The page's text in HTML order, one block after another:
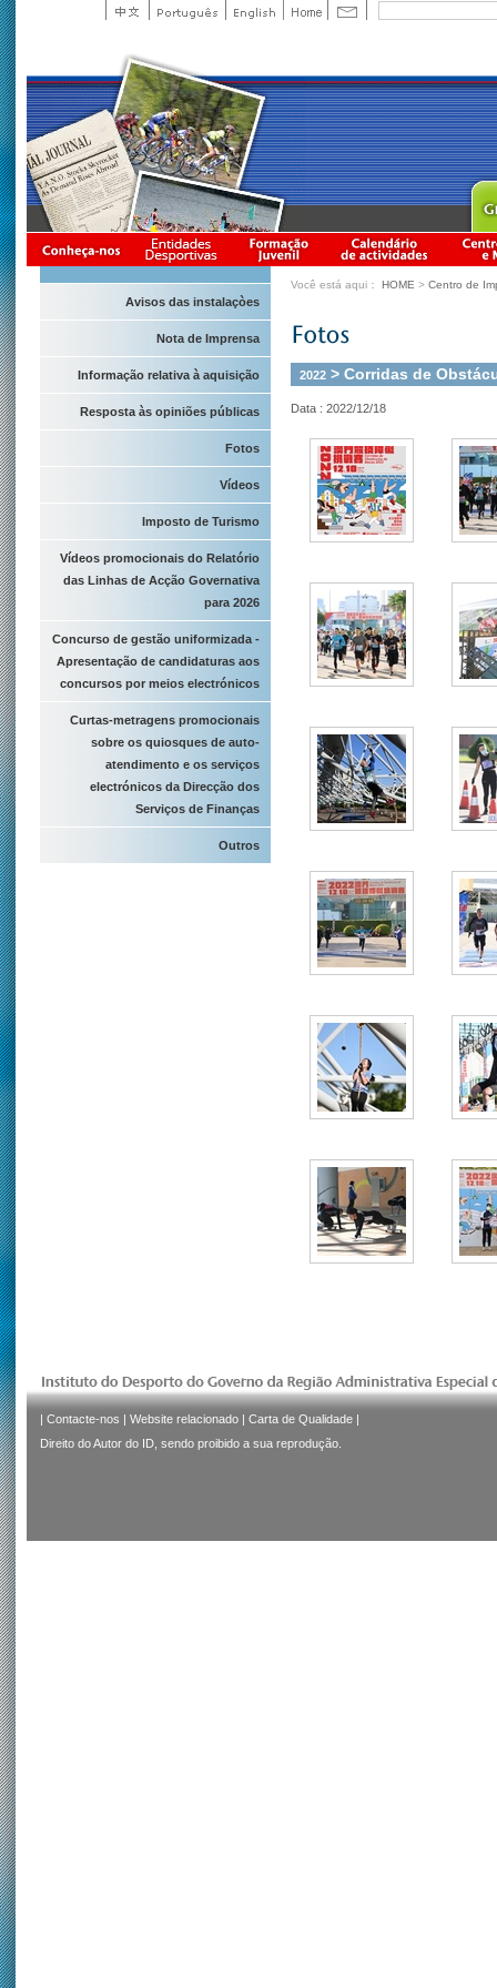
Avisos das instalaçòes
Nota de Imprensa
Informação relativa à aquisição
Resposta às opiniões públicas
Fotos
Vídeos
Imposto de Turismo
Vídeos promocionais do Relatório
das Linhas de Acção Governativa
para 2026
Concurso de gestão uniformizada -
Apresentação de candidaturas aos
concursos por meios electrónicos
Curtas-metragens promocionais
sobre os quiosques de auto-
atendimento e os serviços
electrónicos da Direcção dos
Serviços de Finanças
Outros
Você está aqui： HOME > Centro de
2022 > Corridas de
Data : 2022/12/18
| Contacte-nos | Website relacionado | Carta de Qualidade |
Direito do Autor do ID, sendo proibido a sua reprodução.